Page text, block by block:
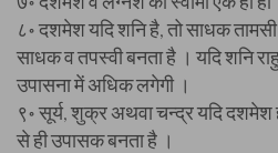
८॰ दशमेश यदि शनि है, तो साधक तामसी
साधक व तपस्वी बनता है । यदि शनि
उपासना में अधिक लगेगी ।
९॰ सूर्य, शुक्र अथवा चन्द्र यदि दशमेश
से ही उपासक बनता है ।